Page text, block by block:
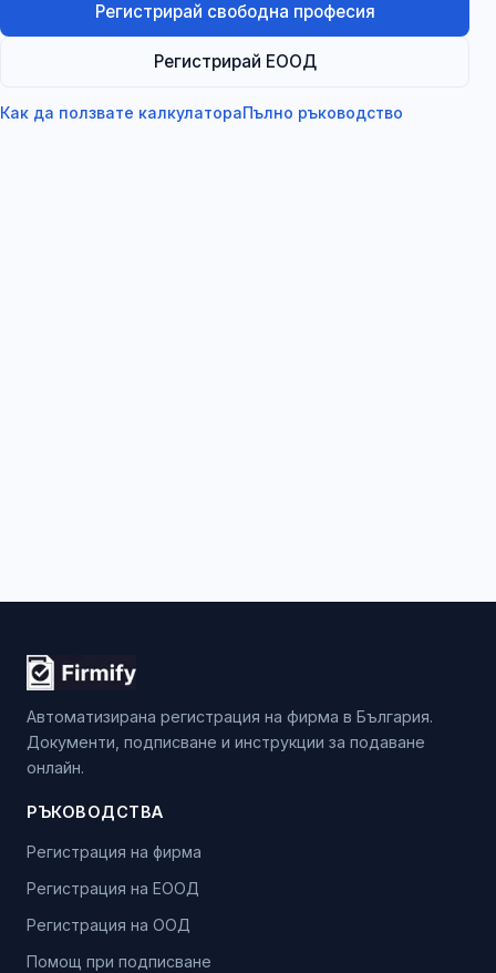
Регистрирай свободна професия
Регистрирай ЕООД
Как да ползвате калкулатораПълно ръководство
Автоматизирана регистрация на фирма в България.
Документи, подписване и инструкции за подаване
онлайн.
РЪКОВОДСТВА
Регистрация на фирма
Регистрация на ЕООД
Регистрация на ООД
Помощ при подписване